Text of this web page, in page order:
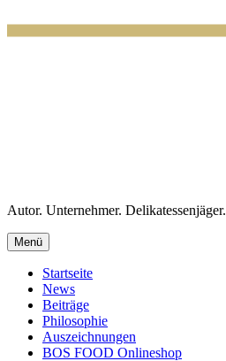
Autor. Unternehmer. Delikatessenjäger.
Menü
Startseite
News
Beiträge
Philosophie
Auszeichnungen
BOS FOOD Onlineshop